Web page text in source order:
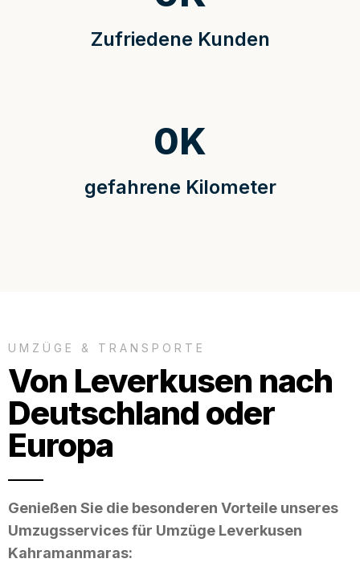
Zufriedene Kunden
gefahrene Kilometer
0K
UMZÜGE & TRANSPORTE
Von Leverkusen nach
Deutschland oder
Europa
Genießen Sie die besonderen Vorteile unseres
Umzugsservices für Umzüge Leverkusen
Kahramanmaras: